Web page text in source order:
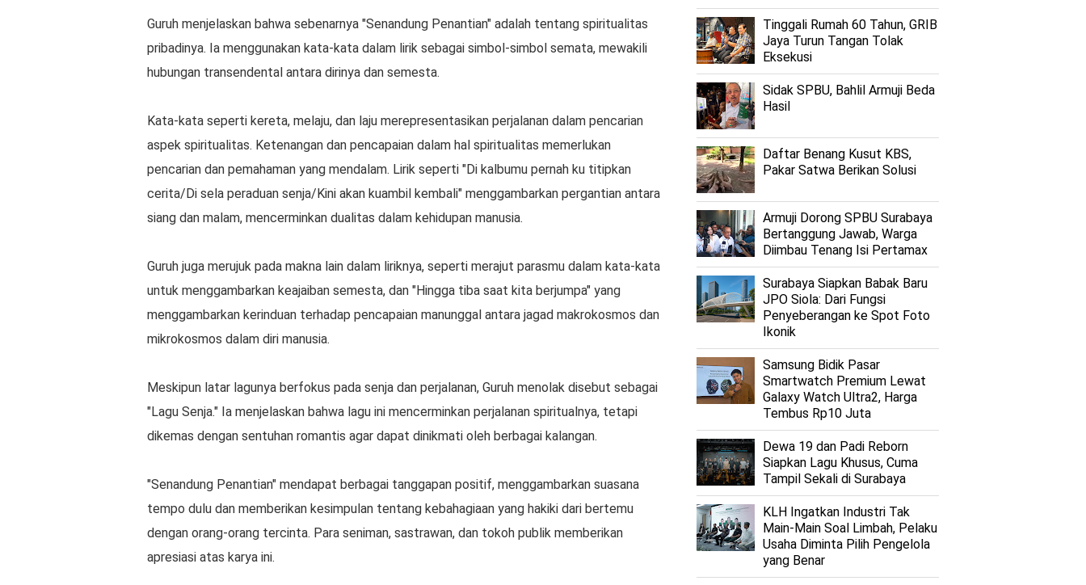
Guruh menjelaskan bahwa sebenarnya "Senandung Penantian" adalah tentang spiritualitas
pribadinya. Ia menggunakan kata-kata dalam lirik sebagai simbol-simbol semata, mewakili
hubungan transendental antara dirinya dan semesta.
Kata-kata seperti kereta, melaju, dan laju merepresentasikan perjalanan dalam pencarian
aspek spiritualitas. Ketenangan dan pencapaian dalam hal spiritualitas memerlukan
pencarian dan pemahaman yang mendalam. Lirik seperti "Di kalbumu pernah ku titipkan
cerita/Di sela peraduan senja/Kini akan kuambil kembali" menggambarkan pergantian antara
siang dan malam, mencerminkan dualitas dalam kehidupan manusia.
Guruh juga merujuk pada makna lain dalam liriknya, seperti merajut parasmu dalam kata-kata
untuk menggambarkan keajaiban semesta, dan "Hingga tiba saat kita berjumpa" yang
menggambarkan kerinduan terhadap pencapaian manunggal antara jagad makrokosmos dan
mikrokosmos dalam diri manusia.
Meskipun latar lagunya berfokus pada senja dan perjalanan, Guruh menolak disebut sebagai
"Lagu Senja." Ia menjelaskan bahwa lagu ini mencerminkan perjalanan spiritualnya, tetapi
dikemas dengan sentuhan romantis agar dapat dinikmati oleh berbagai kalangan.
"Senandung Penantian" mendapat berbagai tanggapan positif, menggambarkan suasana
tempo dulu dan memberikan kesimpulan tentang kebahagiaan yang hakiki dari bertemu
dengan orang-orang tercinta. Para seniman, sastrawan, dan tokoh publik memberikan
apresiasi atas karya ini.
Tinggali Rumah 60 Tahun, GRIB
Jaya Turun Tangan Tolak
Eksekusi
Sidak SPBU, Bahlil Armuji Beda
Hasil
Daftar Benang Kusut KBS,
Pakar Satwa Berikan Solusi
Armuji Dorong SPBU Surabaya
Bertanggung Jawab, Warga
Diimbau Tenang Isi Pertamax
Surabaya Siapkan Babak Baru
JPO Siola: Dari Fungsi
Penyeberangan ke Spot Foto
Ikonik
Samsung Bidik Pasar
Smartwatch Premium Lewat
Galaxy Watch Ultra2, Harga
Tembus Rp10 Juta
Dewa 19 dan Padi Reborn
Siapkan Lagu Khusus, Cuma
Tampil Sekali di Surabaya
KLH Ingatkan Industri Tak
Main-Main Soal Limbah, Pelaku
Usaha Diminta Pilih Pengelola
yang Benar